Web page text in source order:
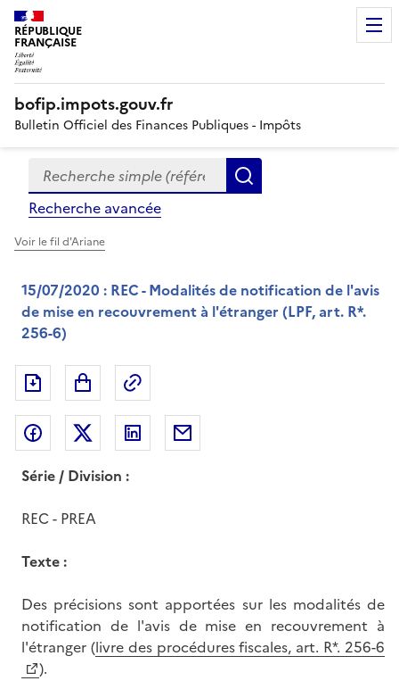
RÉPUBLIQUE
FRANÇAISE
bofip.impots.gouv.fr
Bulletin Officiel des Finances Publiques - Impôts
Formulaire
de
recherche
Recherche simple (références, mots clés, partie du
Recherche avancée
Voir le fil d'Ariane
15/07/2020 : REC - Modalités de notification de l'avis
de mise en recouvrement à l'étranger (LPF, art. R*.
256-6)
Exporter le document au format pdf
Partager sur Facebook
Partager sur Twitter
Partager sur LinkedIn
Série / Division :
REC - PREA
Texte :
Des précisions sont apportées sur les modalités de
notification de l'avis de mise en recouvrement à
l'étranger (livre des procédures fiscales, art. R*. 256-6
).